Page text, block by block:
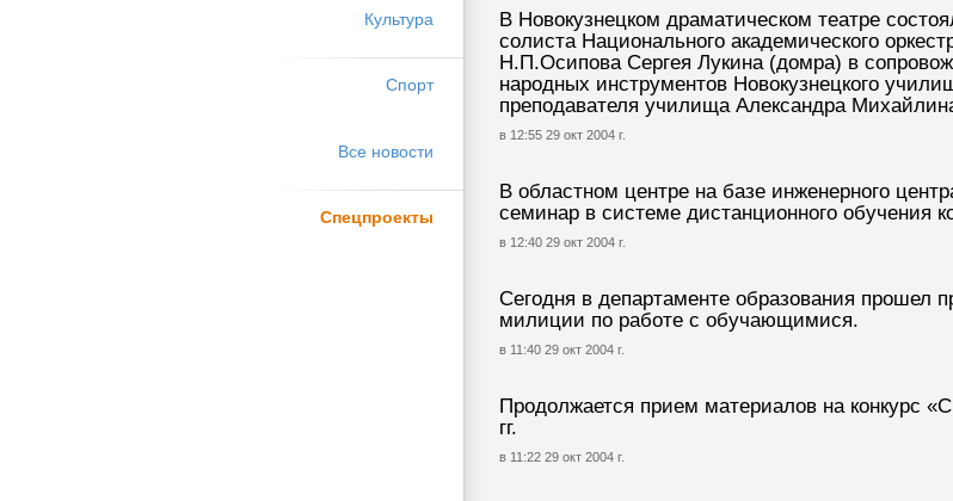
Культура
Спорт
Все новости
Спецпроекты
В Новокузнецком драматическом театре
солиста Национального академического
Н.П.Осипова Сергея Лукина (домра) в
народных инструментов Новокузнецкого
преподавателя училища Александра
в 12:55 29 окт 2004 г.
В областном центре на базе инженерного
семинар в системе дистанционного обучения
в 12:40 29 окт 2004 г.
Сегодня в департаменте образования прошел
милиции по работе с обучающимися.
в 11:40 29 окт 2004 г.
Продолжается прием материалов на конкурс
гг.
в 11:22 29 окт 2004 г.